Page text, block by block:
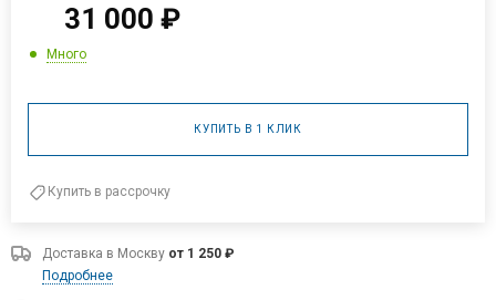
31 000 ₽
Много
КУПИТЬ В 1 КЛИК
Купить в рассрочку
Доставка в Москву от 1 250 ₽
Подробнее